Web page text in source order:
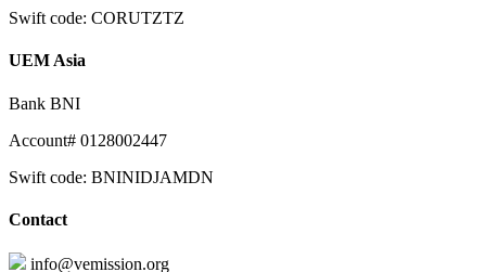
Swift code: CORUTZTZ
UEM Asia
Bank BNI
Account# 0128002447
Swift code: BNINIDJAMDN
Contact
info@vemission.org